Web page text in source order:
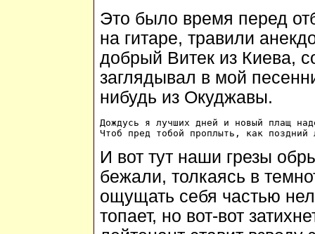
Это было время перед
на гитаре, травили
добрый Витек из Киева,
заглядывал в мой
нибудь из Окуджавы.
Дождусь я лучших дней и новый плащ
И вот тут наши грезы
бежали, толкаясь в
ощущать себя частью
топает, но вот-вот